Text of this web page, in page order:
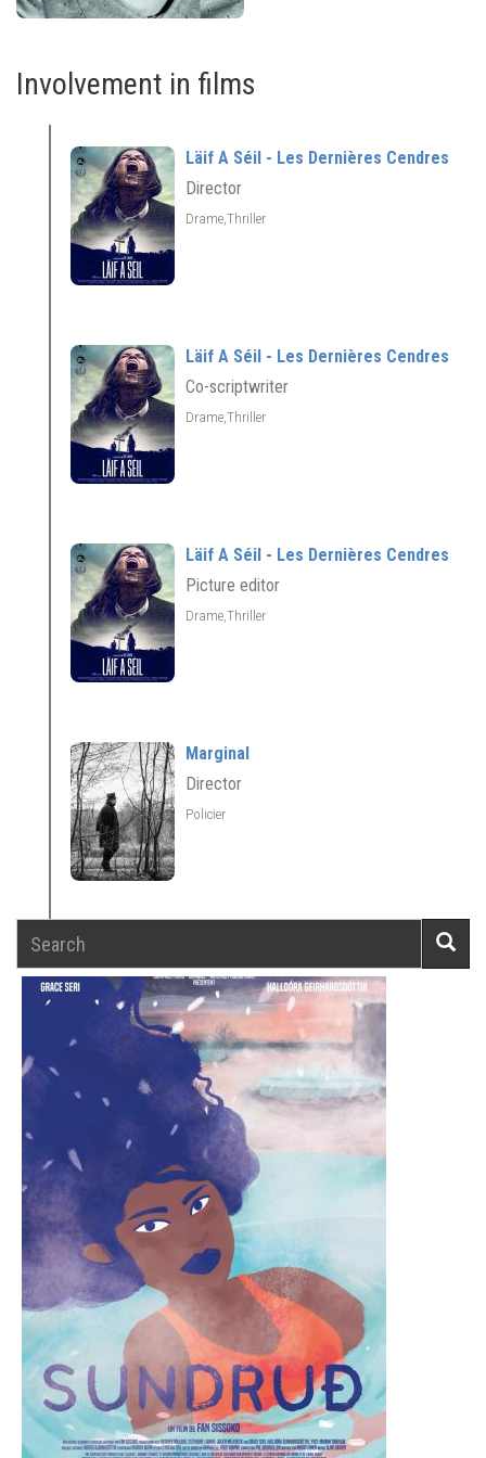
Involvement in films
Läif A Séil - Les Dernières Cendres
Director
Drame,Thriller
Läif A Séil - Les Dernières Cendres
Co-scriptwriter
Drame,Thriller
Läif A Séil - Les Dernières Cendres
Picture editor
Drame,Thriller
Marginal
Director
Policier